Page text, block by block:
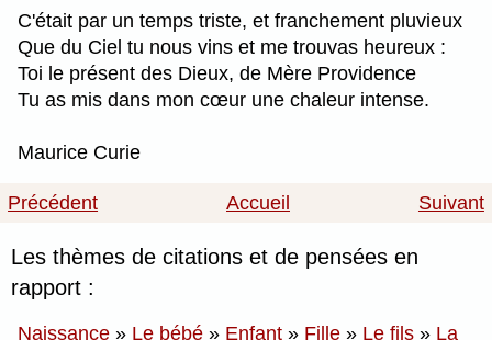
C'était par un temps triste, et franchement pluvieux
Que du Ciel tu nous vins et me trouvas heureux :
Toi le présent des Dieux, de Mère Providence
Tu as mis dans mon cœur une chaleur intense.
Maurice Curie
Précédent Accueil Suivant
Les thèmes de citations et de pensées en
rapport :
Naissance » Le bébé » Enfant » Fille » Le fils » La